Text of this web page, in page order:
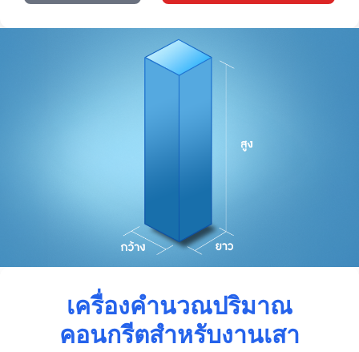
เครื่องคำนวณปริมาณ
คอนกรีตสำหรับงานเสา